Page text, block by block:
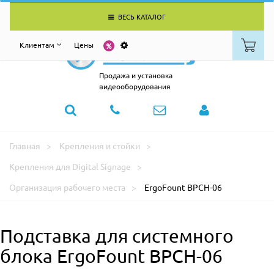
ВЕСЬ КАТАЛОГ
Клиентам Цены
Продажа и установка
видеооборудования
Главная
Крепления и стойки
Крепления для Digital Signage
Организация рабочего места
ErgoFount BPCH-06
Подставка для системного
блока ErgoFount BPCH-06